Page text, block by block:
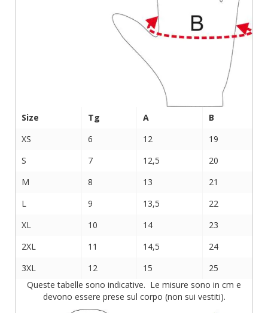
Size Tg A
B
XS
6 12
19
S
7 12,5
20
M
8 13
21
L
9 13,5
22
XL
10 14
23
2XL
11 14,5
24
3XL
12 15
25
Queste tabelle sono indicative. Le misure sono in cm e
devono essere prese sul corpo (non sui vestiti).